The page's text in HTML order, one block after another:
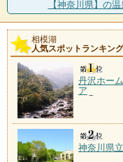
【神奈川県】の
相模湖
人気スポットランキング
丹沢ホー
ア
神奈川県